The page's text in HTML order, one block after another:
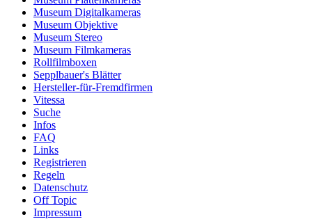
Museum Digitalkameras
Museum Objektive
Museum Stereo
Museum Filmkameras
Rollfilmboxen
Sepplbauer's Blätter
Hersteller-für-Fremdfirmen
Vitessa
Suche
Infos
FAQ
Links
Registrieren
Regeln
Datenschutz
Off Topic
Impressum